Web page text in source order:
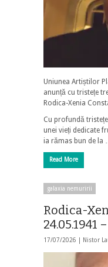
Uniunea Artiștilor
anunță cu tristețe
Rodica-Xenia
Cu profundă
unei vieți dedicate
ia rămas bun de la
Read More
galaxia nemuririi
Rodica-
24.05.1941
17/07/2026 | Nistor